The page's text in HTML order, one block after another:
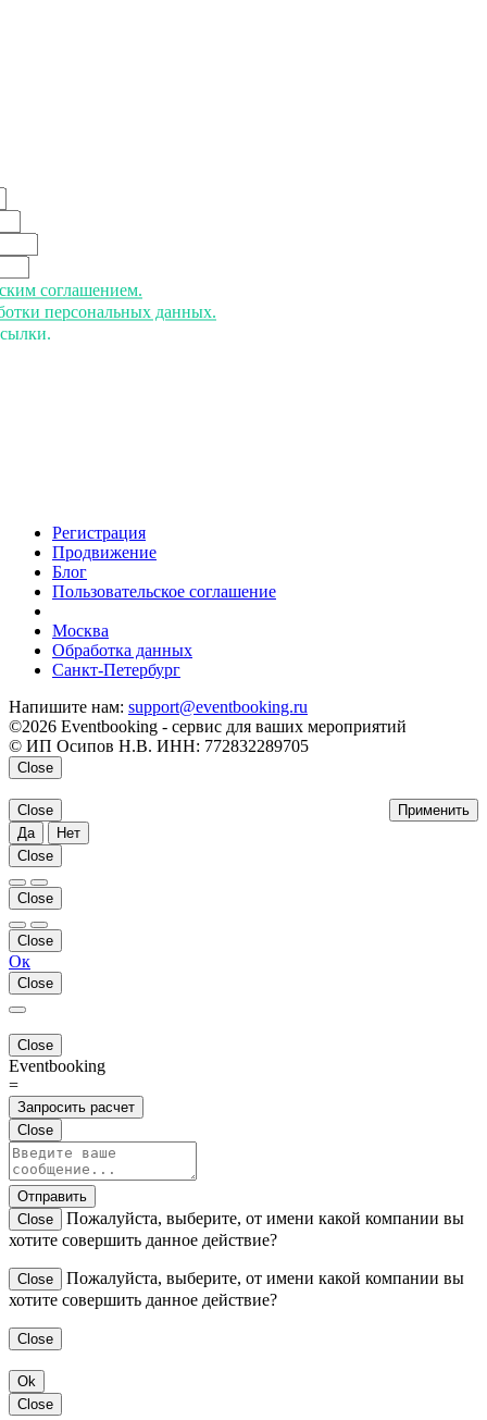
соглашением.
персональных данных.
Регистрация
Продвижение
Блог
Пользовательское соглашение
Москва
Обработка данных
Санкт-Петербург
Напишите нам: support@eventbooking.ru
©2026 Eventbooking - сервис для ваших мероприятий
© ИП Осипов Н.В. ИНН: 772832289705
Close
Применить
Close
Да
Нет
Close
Close
Close
Ок
Close
Close
Eventbooking
=
Запросить расчет
Close
Отправить
Close
Пожалуйста, выберите, от имени какой компании вы
хотите совершить данное действие?
Close
Пожалуйста, выберите, от имени какой компании вы
хотите совершить данное действие?
Close
Ok
Close